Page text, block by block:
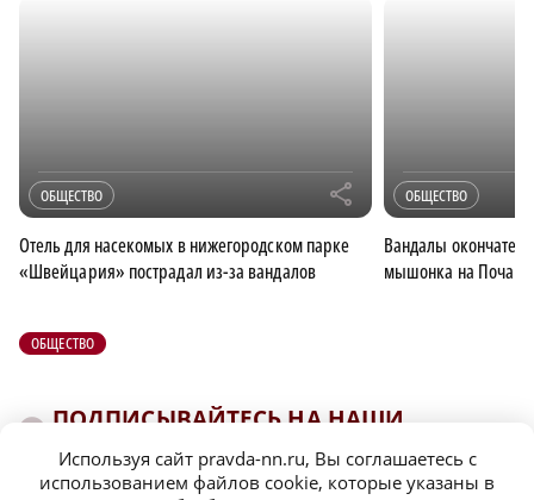
ОБЩЕСТВО r
Отель для насекомых в нижегородском парке
«Швейцария» пострадал из-за вандалов
ОБЩЕСТВО
Вандалы
мышонка на
ОБЩЕСТВО
ПОДПИСЫВАЙТЕСЬ НА НАШИ
Используя сайт pravda-nn.ru, Вы соглашаетесь с
использованием файлов cookie, которые указаны в